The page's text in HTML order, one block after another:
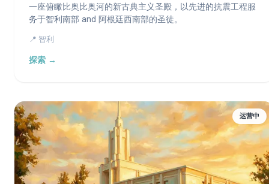
一座俯瞰比奥比奥河的新古典主义圣殿，以先进的抗震工程服
务于智利南部 and 阿根廷西南部的圣徒。
📍 智利
探索 →
运营中